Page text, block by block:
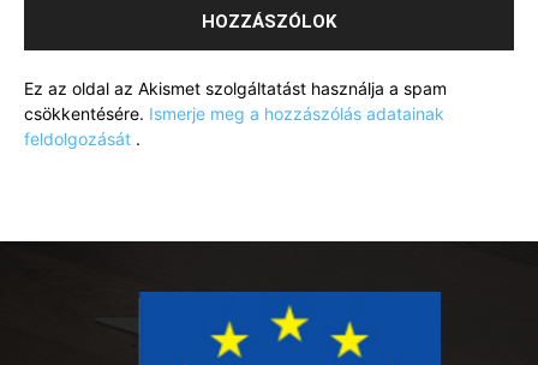
Ez az oldal az Akismet szolgáltatást használja a spam
csökkentésére. Ismerje meg a hozzászólás adatainak
feldolgozását .